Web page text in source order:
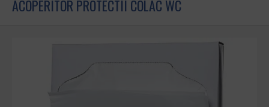
ACOPERITOR PROTECTII COLAC WC